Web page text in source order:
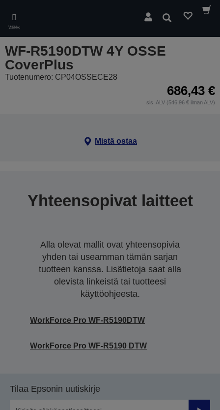
main
content
Valikko
Hae
WF-R5190DTW 4Y OSSE
CoverPlus
Tuotenumero: CP04OSSECE28
686,43 €
sis. ALV (546,96 € ilman ALV)
Mistä ostaa
Yhteensopivat laitteet
Alla olevat mallit ovat yhteensopivia
yhden tai useamman tämän sarjan
tuotteen kanssa. Lisätietoja saat alla
olevista linkeistä tai tuotteesi
käyttöohjeesta.
WorkForce Pro WF-R5190DTW
WorkForce Pro WF-R5190 DTW
Tilaa Epsonin uutiskirje